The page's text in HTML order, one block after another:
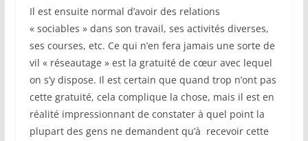
Il est ensuite normal d’avoir des relations
« sociables » dans son travail, ses activités diverses,
ses courses, etc. Ce qui n’en fera jamais une sorte de
vil « réseautage » est la gratuité de cœur avec lequel
on s’y dispose. Il est certain que quand trop n’ont pas
cette gratuité, cela complique la chose, mais il est en
réalité impressionnant de constater à quel point la
plupart des gens ne demandent qu’à recevoir cette